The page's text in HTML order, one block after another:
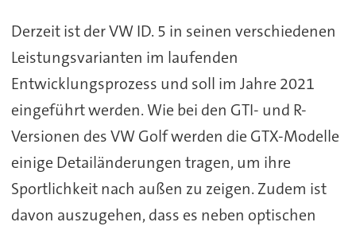
Derzeit ist der VW ID. 5 in seinen verschiedenen
Leistungsvarianten im laufenden
Entwicklungsprozess und soll im Jahre 2021
eingeführt werden. Wie bei den GTI- und R-
Versionen des VW Golf werden die GTX-Modelle
einige Detailänderungen tragen, um ihre
Sportlichkeit nach außen zu zeigen. Zudem ist
davon auszugehen, dass es neben optischen